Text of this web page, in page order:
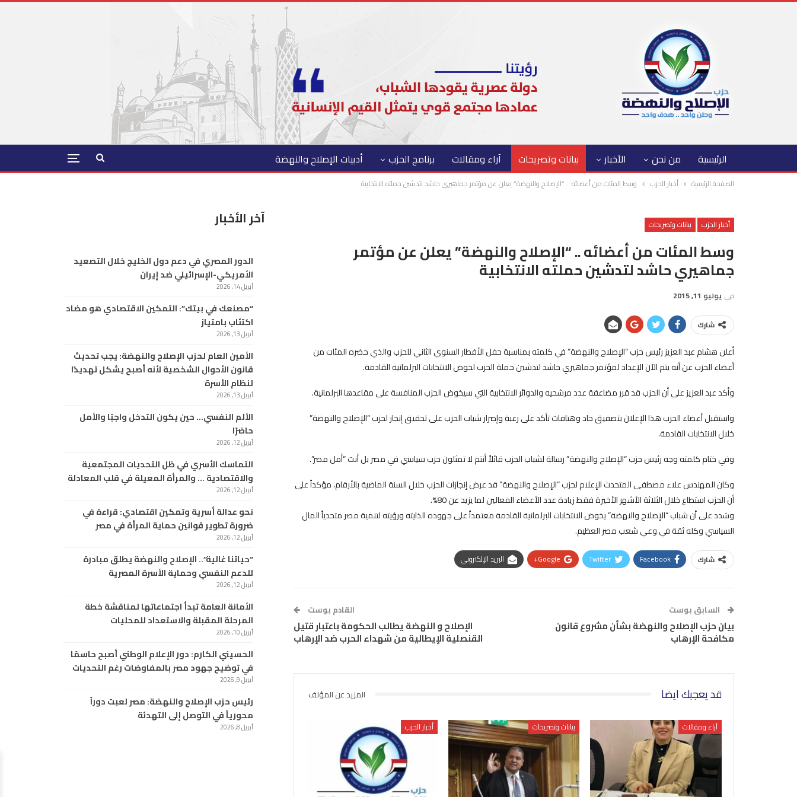
الرئيسية من نحن الأخبار بيانات وتصريحات آراء ومقالات برنامج الحزب أدبيات الإصلاح والنهضة
الصفحة الرئيسية أخبار الحزب وسط المئات من أعضائه .. “الإصلاح والنهضة” يعلن عن مؤتمر جماهيري حاشد لتدشين حملته الانتخابية
أخبار الحزب بيانات وتصريحات
وسط المئات من أعضائه .. “الإصلاح والنهضة” يعلن عن مؤتمر
جماهيري حاشد لتدشين حملته الانتخابية
في يوليو 11, 2015
شارك
أعلن هشام عبد العزيز رئيس حزب “الإصلاح والنهضة” في كلمته بمناسبة حفل الأفطار السنوي الثاني للحزب والذي حضره المئات من
أعضاء الحزب عن أنه يتم الآن الإعداد لمؤتمر جماهيري حاشد لتدشين حملة الحزب لخوض الانتخابات البرلمانية القادمة.
وأكد عبد العزيز على أن الحزب قد قرر مضاعفة عدد مرشحيه والدوائر الانتخابية التي سيخوض الحزب المنافسة على مقاعدها البرلمانية.
واستقبل أعضاء الحزب هذا الإعلان بتصفيق حاد وهتافات تأكد على رغبة وإصرار شباب الحزب على تحقيق إنجاز لحزب “الإصلاح والنهضة”
خلال الانتخابات القادمة.
وفي ختام كلمته وجه رئيس حزب “الإصلاح والنهضة” رسالة لشباب الحزب قائلاً أنتم لا تمثلون حزب سياسي في مصر بل أنت “أمل مصر”.
وكان المهندس علاء مصطفى المتحدث الإعلام لحزب “الإصلاح والنهضة” قد عرض إنجازات الحزب خلال السنة الماضية بالأرقام، مؤكداً على
أن الحزب استطاع خلال الثلاثة الأشهر الأخيرة فقط زيادة عدد الأعضاء الفعالين لما يزيد عن 80%.
وشدد على أن شباب “الإصلاح والنهضة” يخوض الانتخابات البرلمانية القادمة معتمداً على جهوده الذايته ورؤيته لتنمية مصر متحدياً المال
السياسي وكله ثقة في وعي شعب مصر العظيم.
شارك Facebook
Twitter
Google+ البريد الإلكتروني
السابق بوست
بيان حزب الإصلاح والنهضة بشأن مشروع قانون
مكافحة الإرهاب
القادم بوست
الإصلاح و النهضة يطالب الحكومة باعتبار قتيل
القنصلية الإيطالية من شهداء الحرب ضد الإرهاب
قد يعجبك ايضا المزيد عن المؤلف
آراء ومقالات بيانات وتصريحات أخبار الحزب
آخر الأخبار
الدور المصري في دعم دول الخليج خلال التصعيد
الأمريكي-الإسرائيلي ضد إيران
أبريل 14, 2026
“مصنعك في بيتك”: التمكين الاقتصادي هو مضاد
اكتئاب بامتياز
أبريل 13, 2026
الأمين العام لحزب الإصلاح والنهضة: يجب تحديث
قانون الأحوال الشخصية لأنه أصبح يشكل تهديدًا
لنظام الأسرة
أبريل 13, 2026
الألم النفسي… حين يكون التدخل واجبًا والأمل
حاضرًا
أبريل 12, 2026
التماسك الأسري في ظل التحديات المجتمعية
والاقتصادية … والمرأة المعيلة في قلب المعادلة
أبريل 12, 2026
نحو عدالة أسرية وتمكين اقتصادي: قراءة في
ضرورة تطوير قوانين حماية المرأة في مصر
أبريل 12, 2026
“حياتنا غالية”.. الإصلاح والنهضة يطلق مبادرة
للدعم النفسي وحماية الأسرة المصرية
أبريل 12, 2026
الأمانة العامة تبدأ اجتماعاتها لمناقشة خطة
المرحلة المقبلة والاستعداد للمحليات
أبريل 10, 2026
الحسيني الكارم: دور الإعلام الوطني أصبح حاسمًا
في توضيح جهود مصر بالمفاوضات رغم التحديات
أبريل 9, 2026
رئيس حزب الإصلاح والنهضة: مصر لعبت دوراً
محورياً في التوصل إلى التهدئة
أبريل 8, 2026